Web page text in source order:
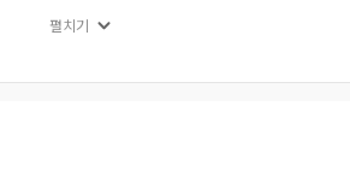
is able to make the care order by restricting parental
and children as well as protecting abused
to protect an abused child, Korea also needs t
펼치기